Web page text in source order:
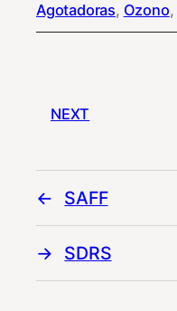
Agotadoras, Ozono,
NEXT
SAFF
SDRS